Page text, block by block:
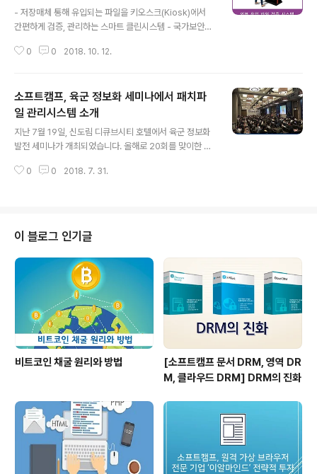
- 저장매체 통해 유입되는 파일을 키오스크(Kiosk)에서
간편하게 검증, 관리하는 스마트 클린시스템 - 국가보안기
확보 문서보안 전문기업 소프트캠프(대표 배환국)가 저장
'실덱스 게이트엑스캐너(SHIELDEX GateXcanner)'를
출시했다고 10일 밝혔다. 아무리 보안이 강화된 환경이라
해도 업무 협업을 위해 외부 문서를 내부로 반입해야 하거
나 내부 시스템에 대한 지속적인 패치를 해야 하기 때문에
에 의한 공급자망 공격이 증가하고 있어 패치 파일에 대한
0 0 2018. 10. 12.
소프트캠프, 육군 정보화 세미나에서 패치파
일 관리시스템 소개
지난 7월 19일, 신도림 디큐브시티 호텔에서 육군 정보화
발전 세미나가 개최되었습니다. 올해로 20회를 맞이한 이
이라는 주제로 산, 학, 연, 군 간의 정보기술 및 인적 교류를
전달에 있어서의 속도, 정확성, 치명성을 꼽을 수 있다. 이
는 군사 분양에도 똑같이 적용된다. 적보다 빨리 행동으로
옮겨 선제적으로 대응, 국민의 생명과 안정을 보장하는 육
군이 돼야 한다"라고 말씀하셨습니다. 그 외에도 과학기술
정보통신부, 한국생산성본부 회장의 초청 강연에서는 소프
트웨어를 적극적으로..
0 0 2018. 7. 31.
이 블로그 인기글
비트코인 채굴 원리와 방법
[소프트캠프 문서 DRM, 영역 DR
M, 클라우드 DRM] DRM의 진화